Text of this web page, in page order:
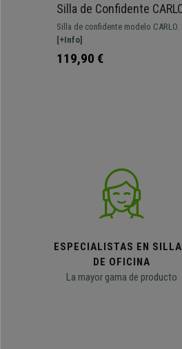
Silla de Confidente
robusta y resistente,
tapizada en Piel color
Silla de confidente modelo
destaca por su gran calidad y
en estructura metálica con 4 patas
Destacar su gran acolchado en
[+Info]
119,90 €
ESPECIALISTAS EN
DE OFICINA
La mayor gama de producto